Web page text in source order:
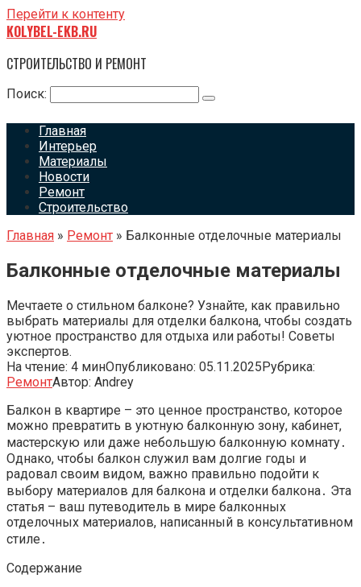
Перейти к контенту
KOLYBEL-EKB.RU
СТРОИТЕЛЬСТВО И РЕМОНТ
Поиск:
Главная
Интерьер
Материалы
Новости
Ремонт
Строительство
Главная » Ремонт » Балконные отделочные материалы
Балконные отделочные материалы
Мечтаете о стильном балконе? Узнайте, как правильно
выбрать материалы для отделки балкона, чтобы создать
уютное пространство для отдыха или работы! Советы
экспертов.
На чтение: 4 минОпубликовано: 05.11.2025Рубрика:
РемонтАвтор: Andrey
Балкон в квартире – это ценное пространство, которое
можно превратить в уютную балконную зону, кабинет,
мастерскую или даже небольшую балконную комнату․
Однако, чтобы балкон служил вам долгие годы и
радовал своим видом, важно правильно подойти к
выбору материалов для балкона и отделки балкона․ Эта
статья – ваш путеводитель в мире балконных
отделочных материалов, написанный в консультативном
стиле․
Содержание